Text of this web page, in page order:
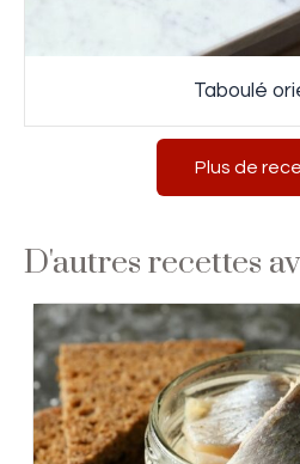
Taboulé
Plus de
D'autres recettes